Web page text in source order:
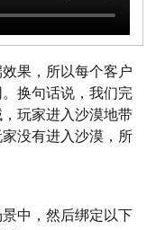
果，所以每个客户
换句话说，我们完
玩家进入沙漠地带
没有进入沙漠，所
中，然后绑定以下